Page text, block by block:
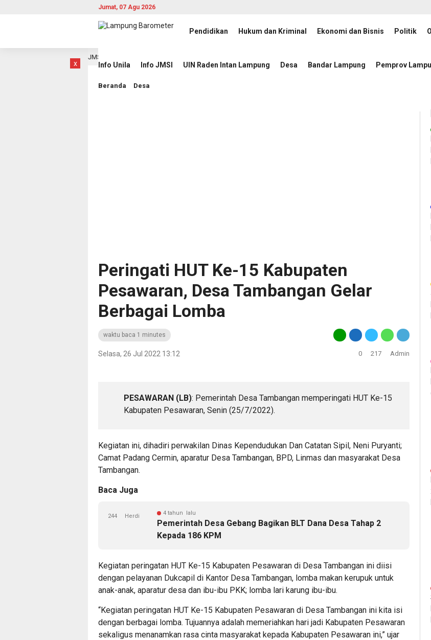
Jumat, 07 Agu 2026
Pendidikan Hukum dan Kriminal Ekonomi dan Bisnis Politik
Info Unila Info JMSI UIN Raden Intan Lampung Desa Bandar Lampung Pemprov
x
Berbasis AI di JMSI
Beranda Desa
Peringati HUT Ke-15 Kabupaten
Pesawaran, Desa Tambangan Gelar
Berbagai Lomba
waktu baca 1 minutes
Selasa, 26 Jul 2022 13:12 0 217 Admin
PESAWARAN (LB): Pemerintah Desa Tambangan memperingati HUT Ke-15
Kabupaten Pesawaran, Senin (25/7/2022).
Kegiatan ini, dihadiri perwakilan Dinas Kependudukan Dan Catatan Sipil, Neni Puryanti;
Camat Padang Cermin, aparatur Desa Tambangan, BPD, Linmas dan masyarakat Desa
Tambangan.
Baca Juga
4 tahun lalu
Pemerintah Desa Gebang Bagikan BLT Dana Desa Tahap 2
Kepada 186 KPM
244 Herdi
Kegiatan peringatan HUT Ke-15 Kabupaten Pesawaran di Desa Tambangan ini diisi
dengan pelayanan Dukcapil di Kantor Desa Tambangan, lomba makan kerupuk untuk
anak-anak, aparatur desa dan ibu-ibu PKK; lomba lari karung ibu-ibu.
“Kegiatan peringatan HUT Ke-15 Kabupaten Pesawaran di Desa Tambangan ini kita isi
dengan berbagai lomba. Tujuannya adalah memeriahkan hari jadi Kabupaten Pesawaran
sekaligus menanamkan rasa cinta masyarakat kepada Kabupaten Pesawaran ini,” ujar